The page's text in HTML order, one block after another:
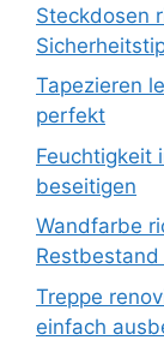
Steckdosen
Tapezieren
perfekt
Feuchtigkeit
beseitigen
Wandfarbe
Treppe
einfach